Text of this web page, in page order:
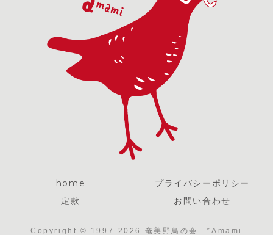
home
プライバシーポリシー
定款
お問い合わせ
Copyright © 1997-2026 奄美野鳥の会 *Amami